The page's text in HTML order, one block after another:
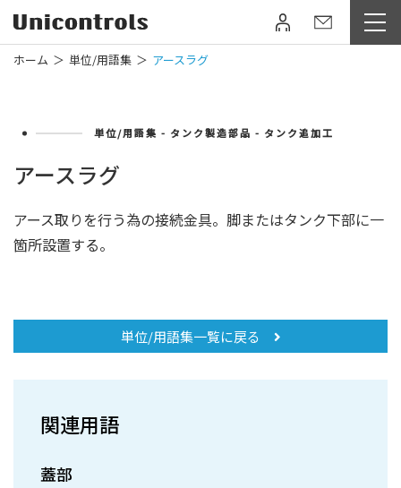
ホーム 単位/用語集 アースラグ
単位/用語集 - タンク製造部品 - タンク追加工
アースラグ
アース取りを行う為の接続金具。脚またはタンク下部に一
箇所設置する。
単位/用語集一覧に戻る
関連用語
蓋部